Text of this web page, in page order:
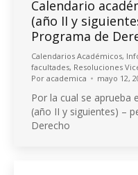
Calendario
(año II y
Programa de
Calendarios Académicos,
facultades, Resoluciones
Por academica mayo 12,
Por la cual se aprueba
(año II y siguientes) –
Derecho